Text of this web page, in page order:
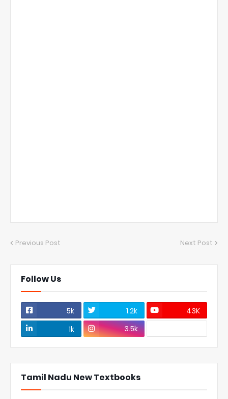
Previous Post Next Post
Follow Us
5k 1.2k
43K
1k
3.5k
Tamil Nadu New Textbooks